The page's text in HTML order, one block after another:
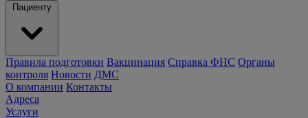
Пациенту
Правила подготовки Вакцинация Справка ФНС Органы
контроля Новости ДМС
О компании Контакты
Адреса
Услуги